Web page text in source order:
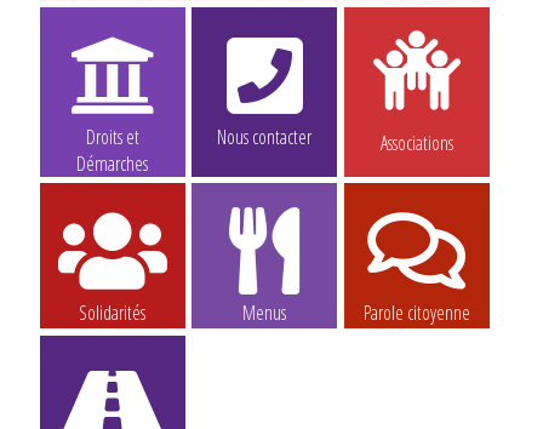
Droits et
Démarches
Nous contacter Associations
Solidarités Menus Parole citoyenne